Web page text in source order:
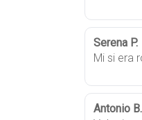
Serena P.
Mi si era
Antonio B.